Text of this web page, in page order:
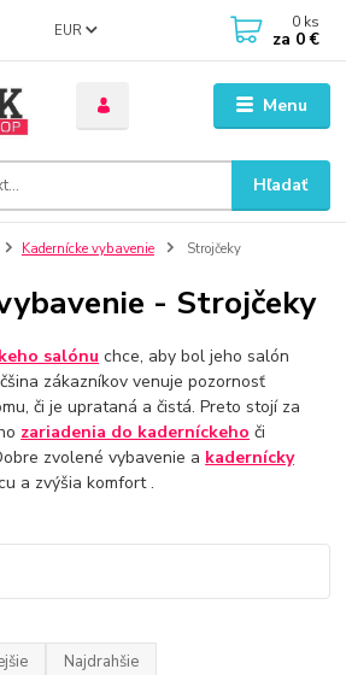
Menu
EUR
Hľadať
0 ks
za 0 €
Kadernícke vybavenie Strojčeky
- Strojčeky
salónu chce, aby bol jeho salón
zákazníkov venuje pozornosť
či je uprataná a čistá. Preto stojí za
zariadenia do kaderníckeho či
zvolené vybavenie a kadernícky
a zvýšia komfort .
Najdrahšie